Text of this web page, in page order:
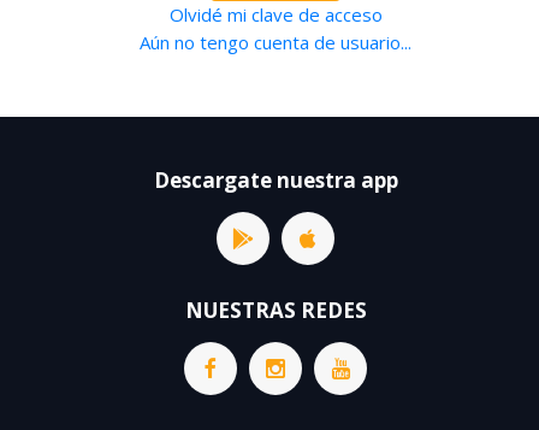
Olvidé mi clave de acceso
Aún no tengo cuenta de usuario...
Descargate nuestra app
NUESTRAS REDES